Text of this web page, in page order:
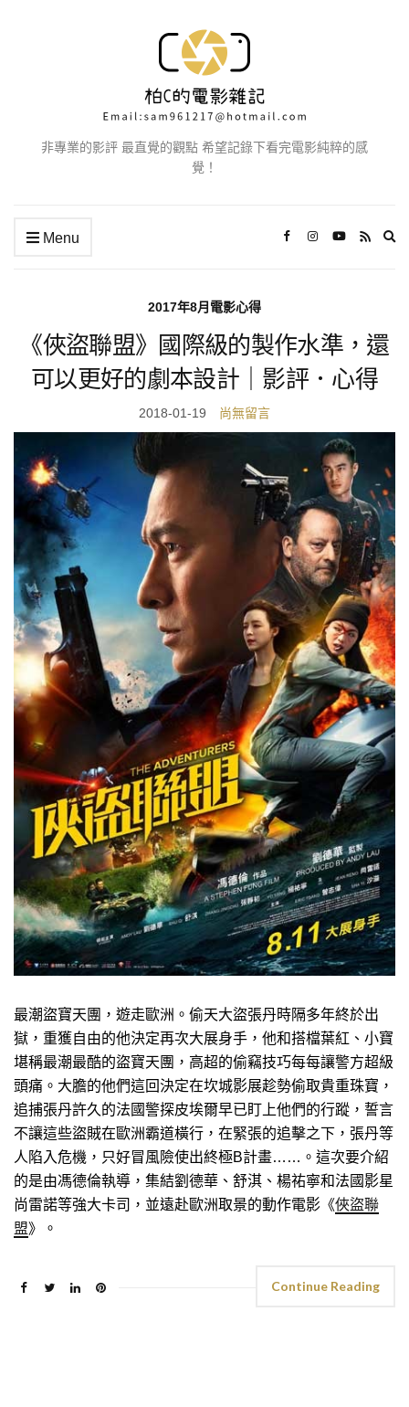
非專業的影評 最直覺的觀點 希望記錄下看完電影純粹的感
覺！
Menu
2017年8月電影心得
《俠盜聯盟》國際級的製作水準，還
可以更好的劇本設計｜影評．心得
2018-01-19 尚無留言
最潮盜寶天團，遊走歐洲。偷天大盜張丹時隔多年終於出
獄，重獲自由的他決定再次大展身手，他和搭檔葉紅、小寶
堪稱最潮最酷的盜寶天團，高超的偷竊技巧每每讓警方超級
頭痛。大膽的他們這回決定在坎城影展趁勢偷取貴重珠寶，
追捕張丹許久的法國警探皮埃爾早已盯上他們的行蹤，誓言
不讓這些盜賊在歐洲霸道橫行，在緊張的追擊之下，張丹等
人陷入危機，只好冒風險使出終極B計畫……。這次要介紹
的是由馮德倫執導，集結劉德華、舒淇、楊祐寧和法國影星
尚雷諾等強大卡司，並遠赴歐洲取景的動作電影《俠盜聯
盟》。
Continue Reading